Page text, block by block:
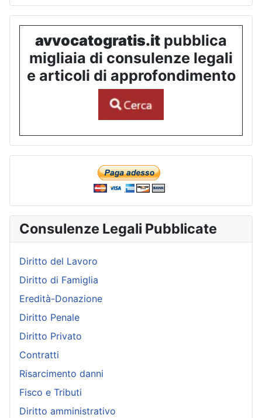
avvocatogratis.it pubblica
migliaia di consulenze legali
e articoli di approfondimento
Consulenze Legali Pubblicate
Diritto del Lavoro
Diritto di Famiglia
Eredità-Donazione
Diritto Penale
Diritto Privato
Contratti
Risarcimento danni
Fisco e Tributi
Diritto amministrativo